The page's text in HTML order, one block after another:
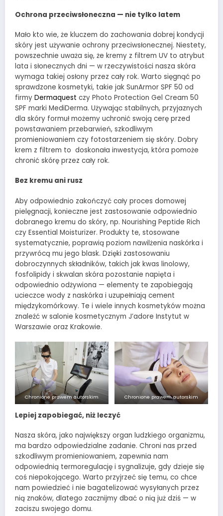
Ochrona przeciwsłoneczna — nie tylko latem
Mało kto wie, że kluczem do zachowania dobrej kondycji
skóry jest używanie ochrony przeciwsłonecznej. Niestety,
powszechnie uważa się, że kremy z filtrem UV to atrybut
lata i słonecznych dni — w rzeczywistości nasza skóra
wymaga takiej osłony przez cały rok. Warto sięgnąć po
sprawdzone kosmetyki, takie jak SunArmor SPF 50 od
firmy Dermaquest czy Photo Protection Gel Cream 50
SPF marki MediDerma. Używając stabilnych, przyjaznych
dla skóry formuł możemy uchronić swoją cerę przed
powstawaniem przebarwień, szkodliwym
promieniowaniem czy fotostarzeniem się skóry. Dobry
krem z filtrem to doskonała inwestycja, która pomoże
chronić skórę przez cały rok.
Bez kremu ani rusz
Aby odpowiednio zakończyć cały proces domowej
pielęgnacji, konieczne jest zastosowanie odpowiednio
dobranego kremu do skóry, np. Nourishing Peptide Rich
czy Essential Moisturizer. Produkty te, stosowane
systematycznie, poprawią poziom nawilżenia naskórka i
przywrócą mu jego blask. Dzięki zastosowaniu
dobroczynnych składników, takich jak kwas linolowy,
fosfolipidy i skwalan skóra pozostanie napięta i
odpowiednio odżywiona — elementy te zapobiegają
ucieczce wody z naskórka i uzupełniają cement
międzykomórkowy. Te i wiele innych kosmetyków można
znaleźć w salonie kosmetycznym J’adore Instytut w
Warszawie oraz Krakowie.
Chronione prawem autorskim Chronione prawem autorskim
Lepiej zapobiegać, niż leczyć
Nasza skóra, jako największy organ ludzkiego organizmu,
ma bardzo odpowiedzialne zadanie. Chroni nas przed
szkodliwym promieniowaniem, zapewnia nam
odpowiednią termoregulację i sygnalizuje, gdy dzieje się
coś niepokojącego. Warto przyjrzeć się temu, co chce
nam powiedzieć i nie bagatelizować wysyłanych przez
nią znaków, dlatego zacznijmy dbać o nią już dziś — w
zaciszu swojego domu.